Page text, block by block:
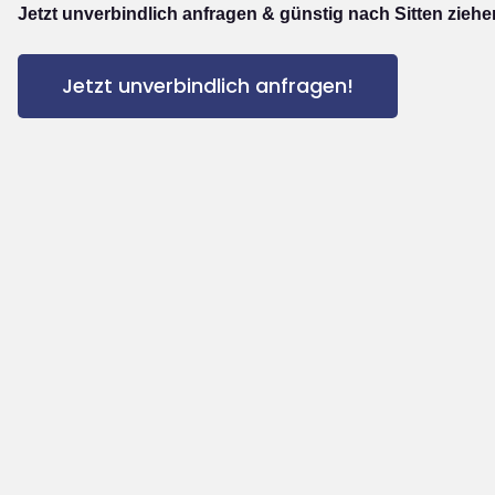
Jetzt unverbindlich anfragen & günstig nach Sitten
Jetzt unverbindlich anfragen!